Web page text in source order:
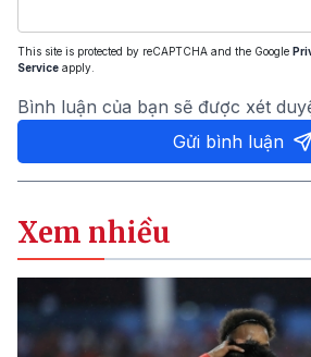
This site is protected by reCAPTCHA and the Google
Service apply.
Bình luận của bạn sẽ được xét
Gửi bình luận
Xem nhiều